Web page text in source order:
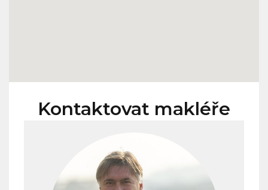
Kontaktovat makléře